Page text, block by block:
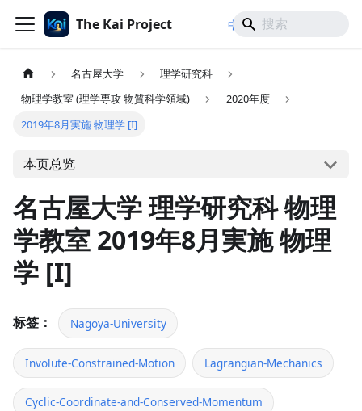
The Kai Project 中文/ 日本語
名古屋大学
理学研究科
物理学教室 (理学専攻 物質科学領域)
2020年度
2019年8月実施 物理学 [I]
本页总览
名古屋大学 理学研究科 物理
学教室 2019年8月実施 物理
学 [I]
标签： Nagoya-University
Involute-Constrained-Motion Lagrangian-Mechanics
Cyclic-Coordinate-and-Conserved-Momentum